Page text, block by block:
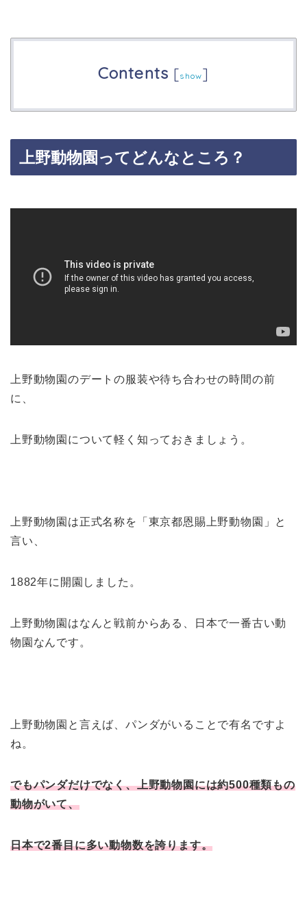
Contents [show]
上野動物園ってどんなところ？
上野動物園のデートの服装や待ち合わせの時間の前
に、
上野動物園について軽く知っておきましょう。
上野動物園は正式名称を「東京都恩賜上野動物園」と
言い、
1882年に開園しました。
上野動物園はなんと戦前からある、日本で一番古い動
物園なんです。
上野動物園と言えば、パンダがいることで有名ですよ
ね。
でもパンダだけでなく、上野動物園には約500種類もの
動物がいて、
日本で2番目に多い動物数を誇ります。